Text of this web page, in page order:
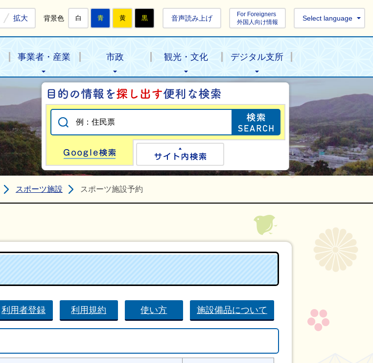
拡大 背景色 白 青 黄 黒 音声読み上げ
For Foreigners
外国人向け情報
Select language
事業者・産業 市政 観光・文化 デジタル支所
目的の情報を探
Google検索
スポーツ施設 スポーツ施設予約
利用者登録 利用規約 使い方 施設備品について